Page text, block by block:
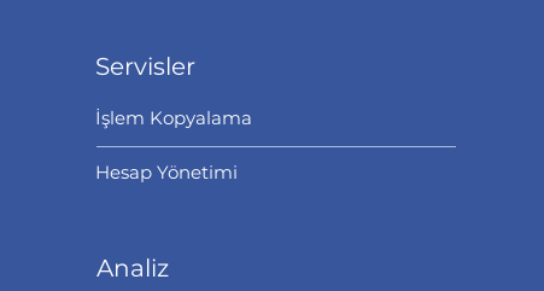
Servisler
İşlem Kopyalama
Hesap Yönetimi
Analiz